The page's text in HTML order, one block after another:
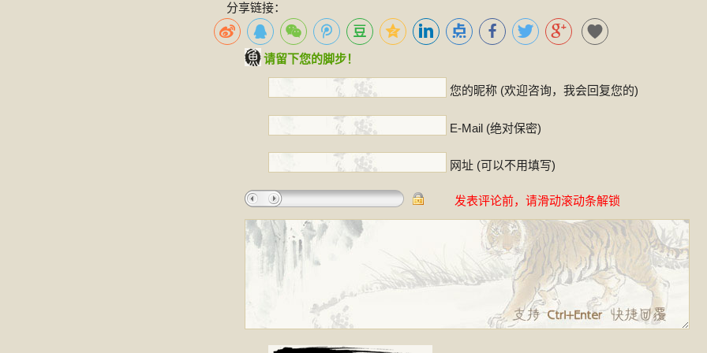
分享链接：
请留下您的脚步！
您的昵称 (欢迎咨询，我会回复您的)
E-Mail (绝对保密)
网址 (可以不用填写)
发表评论前，请滑动滚动条解锁